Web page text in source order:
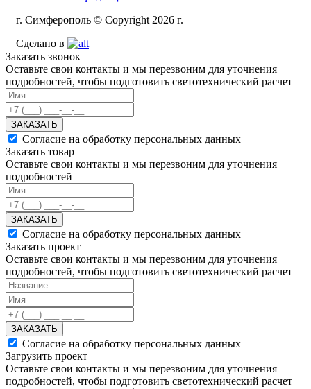
г. Симферополь © Copyright 2026 г.
Сделано в
Заказать звонок
Оставьте свои контакты и мы перезвоним для уточнения
подробностей, чтобы подготовить светотехнический расчет
ЗАКАЗАТЬ
Согласие на обработку персональных данных
Заказать товар
Оставьте свои контакты и мы перезвоним для уточнения
подробностей
ЗАКАЗАТЬ
Согласие на обработку персональных данных
Заказать проект
Оставьте свои контакты и мы перезвоним для уточнения
подробностей, чтобы подготовить светотехнический расчет
ЗАКАЗАТЬ
Согласие на обработку персональных данных
Загрузить проект
Оставьте свои контакты и мы перезвоним для уточнения
подробностей, чтобы подготовить светотехнический расчет